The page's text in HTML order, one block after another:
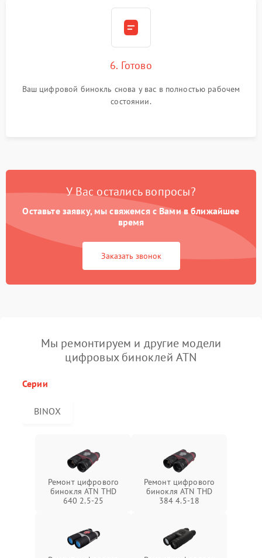
6. Готово
Ваш цифровой бинокль снова у вас в полностью рабочем
состоянии.
У Вас остались вопросы?
Оставьте заявку, мы свяжемся с Вами в ближайшее
время
Заказать звонок
Мы ремонтируем и другие модели
цифровых биноклей ATN
Серии
BINOX
Ремонт цифрового
бинокля ATN THD
640 2.5-25
Ремонт цифрового
бинокля ATN THD
384 4.5-18